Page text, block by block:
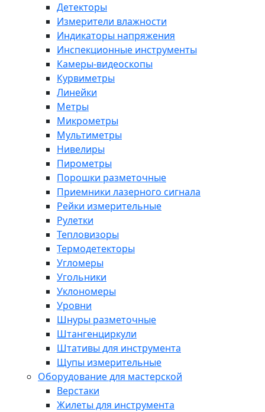
Детекторы
Измерители влажности
Индикаторы напряжения
Инспекционные инструменты
Камеры-видеоскопы
Курвиметры
Линейки
Метры
Микрометры
Мультиметры
Нивелиры
Пирометры
Порошки разметочные
Приемники лазерного сигнала
Рейки измерительные
Рулетки
Тепловизоры
Термодетекторы
Угломеры
Угольники
Уклономеры
Уровни
Шнуры разметочные
Штангенциркули
Штативы для инструмента
Щупы измерительные
Оборудование для мастерской
Верстаки
Жилеты для инструмента